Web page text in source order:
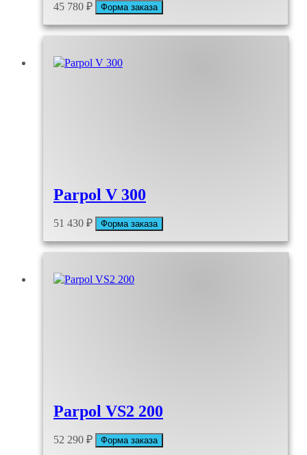
45 780 ₽ Форма заказа
Parpol V 300
51 430 ₽ Форма заказа
Parpol VS2 200
52 290 ₽ Форма заказа